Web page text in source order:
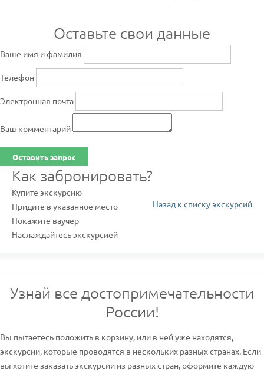
Оставьте свои данные
Ваше имя и фамилия
Телефон
Электронная почта
Ваш комментарий
Оставить запрос
Как забронировать?
Купите экскурсию
Придите в указанное место
Покажите ваучер
Наслаждайтесь экскурсией
Назад к списку экскурсий
Узнай все достопримечательности
России!
Вы пытаетесь положить в корзину, или в ней уже находятся,
экскурсии, которые проводятся в нескольких разных странах. Если
вы хотите заказать экскурсии из разных стран, оформите каждую